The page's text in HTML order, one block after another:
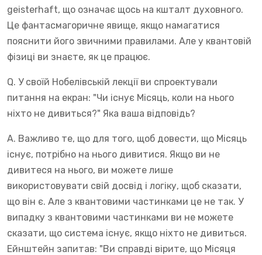
geisterhaft, що означає щось на кшталт духовного.
Це фантасмагоричне явище, якщо намагатися
пояснити його звичними правилами. Але у квантовій
фізиці ви знаєте, як це працює.
Q. У своїй Нобелівській лекції ви спроектували
питання на екран: "Чи існує Місяць, коли на нього
ніхто не дивиться?" Яка ваша відповідь?
A. Важливо те, що для того, щоб довести, що Місяць
існує, потрібно на нього дивитися. Якщо ви не
дивитеся на нього, ви можете лише
використовувати свій досвід і логіку, щоб сказати,
що він є. Але з квантовими частинками це не так. У
випадку з квантовими частинками ви не можете
сказати, що система існує, якщо ніхто не дивиться.
Ейнштейн запитав: "Ви справді вірите, що Місяця